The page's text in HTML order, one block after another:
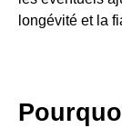
longévité et la